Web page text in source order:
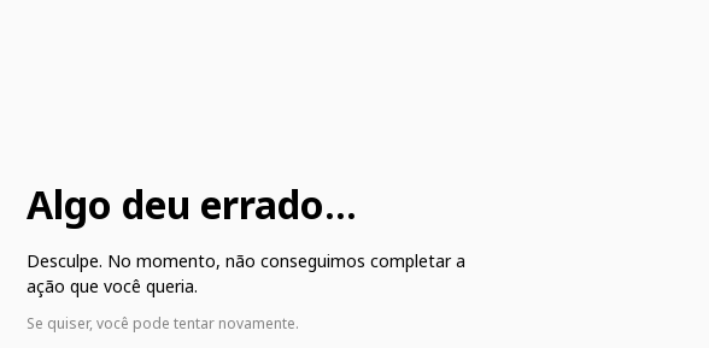
Algo deu errado...
Desculpe. No momento, não conseguimos completar a
ação que você queria.
Se quiser, você pode tentar novamente.